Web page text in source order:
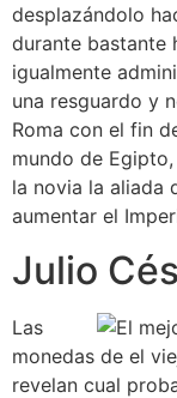
desplazándolo
durante bastante
igualmente
una resguardo y
Roma con el fin
mundo de
la novia la aliada
aumentar el
Julio
Las
monedas de el
revelan cual